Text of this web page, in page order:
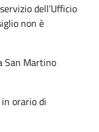
dell’Ufficio
non è
San Martino
orario di